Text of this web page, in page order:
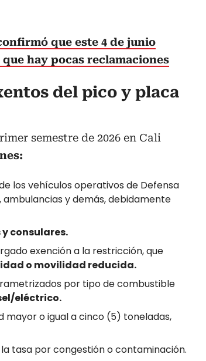
que este 4 de junio
hay pocas reclamaciones
del pico y placa
semestre de 2026 en Cali
los vehículos operativos de Defensa
ambulancias y demás, debidamente
consulares.
exención a la restricción, que
o movilidad reducida.
por tipo de combustible
eléctrico.
mayor o igual a cinco (5) toneladas,
tasa por congestión o contaminación.